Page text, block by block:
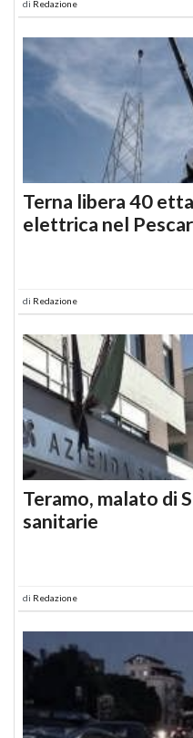
di Redazione
Terna libera 40
elettrica nel
di Redazione
Teramo, malato di
sanitarie
di Redazione